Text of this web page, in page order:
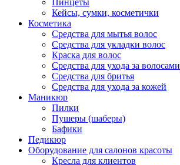
Пинцеты
Кейсы, сумки, косметички
Косметика
Средства для мытья волос
Средства для укладки волос
Краска для волос
Средства для ухода за волосами
Средства для бритья
Средства для ухода за кожей
Маникюр
Пилки
Пушеры (шаберы)
Бафики
Педикюр
Оборудование для салонов красоты
Кресла для клиентов